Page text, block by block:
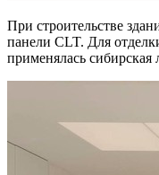
При строительстве
панели CLT. Для
применялась сибирская